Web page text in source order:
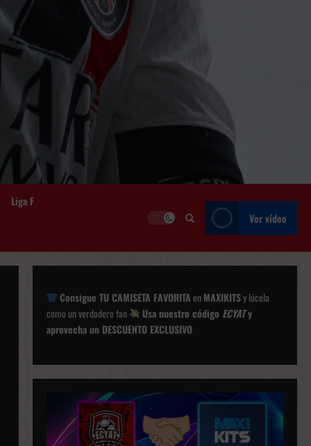
Liga F
Ver vídeo
Consigue TU CAMISETA FAVORITAenMAXIKITSy lúcela
como un verdadero fan
Usa nuestro código ECYATy
aprovecha un DESCUENTO EXCLUSIVO